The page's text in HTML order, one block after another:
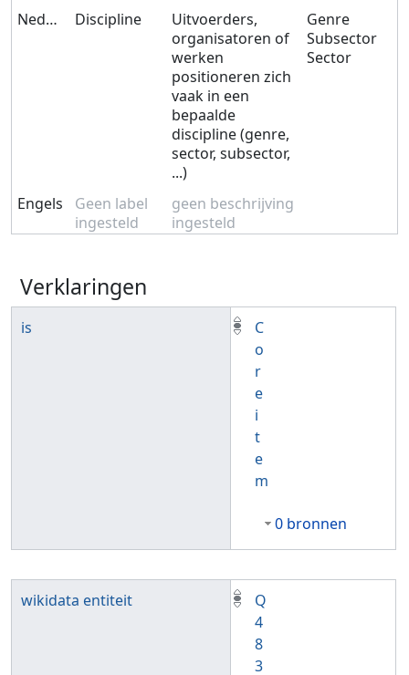
Nederlands
Discipline
Uitvoerders,
organisatoren of
werken
positioneren zich
vaak in een
bepaalde
discipline (genre,
sector, subsector,
...)
Genre
Subsector
Sector
Engels
Geen label
ingesteld
geen beschrijving
ingesteld
Verklaringen
is
C
o
r
e
i
t
e
m
0 bronnen
wikidata entiteit
Q
4
8
3